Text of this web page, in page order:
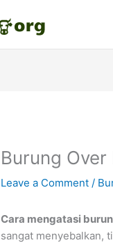
Burung
Leave a Comment /
Cara mengatasi
sangat menyebalkan,